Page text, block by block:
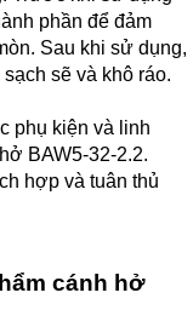
phần để đảm
Sau khi sử dụng,
sẽ và khô ráo.
phụ kiện và linh
BAW5-32-2.2.
hợp và tuân thủ
cánh hở